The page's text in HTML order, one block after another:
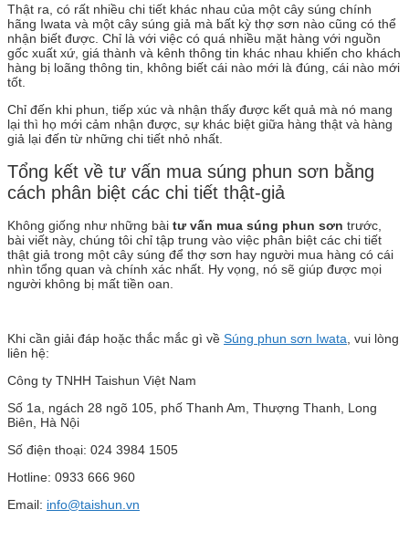
Thật ra, có rất nhiều chi tiết khác nhau của một cây súng chính
hãng Iwata và một cây súng giả mà bất kỳ thợ sơn nào cũng có thể
nhận biết được. Chỉ là với việc có quá nhiều mặt hàng với nguồn
gốc xuất xứ, giá thành và kênh thông tin khác nhau khiến cho khách
hàng bị loãng thông tin, không biết cái nào mới là đúng, cái nào mới
tốt.
Chỉ đến khi phun, tiếp xúc và nhận thấy được kết quả mà nó mang
lại thì họ mới cảm nhận được, sự khác biệt giữa hàng thật và hàng
giả lại đến từ những chi tiết nhỏ nhất.
Tổng kết về tư vấn mua súng phun sơn bằng
cách phân biệt các chi tiết thật-giả
Không giống như những bài tư vấn mua súng phun sơn trước,
bài viết này, chúng tôi chỉ tập trung vào việc phân biệt các chi tiết
thật giả trong một cây súng để thợ sơn hay người mua hàng có cái
nhìn tổng quan và chính xác nhất. Hy vọng, nó sẽ giúp được mọi
người không bị mất tiền oan.
Khi cần giải đáp hoặc thắc mắc gì về Súng phun sơn Iwata , vui lòng
liên hệ:
Công ty TNHH Taishun Việt Nam
Số 1a, ngách 28 ngõ 105, phố Thanh Am, Thượng Thanh, Long
Biên, Hà Nội
Số điện thoại: 024 3984 1505
Hotline: 0933 666 960
Email: info@taishun.vn